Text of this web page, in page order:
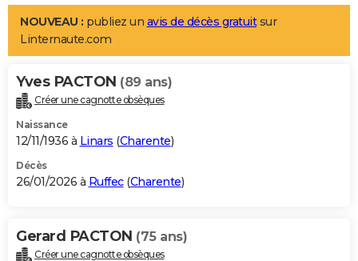
LIFESTYLE
Art de vivre
Bien-être
Loisirs
Mode
Modes de vie
Alimentation
Guide de la santé
Maladies
Médicaments
Sommeil
VOYAGE
Destinations
City break
Voyage nature
Voyage de noces
Forum
Climat
+PHOTO
GUIDES D'ACHAT
BONS PLANS
Carte de Noël
Carte Bonne année
Carte Saint-Valentin
Carte Pâques
Carte d'anniversaire
DICTIONNAIRE
NOUVEAU : publiez un avis de décès gratuitsur
Linternaute.com
Yves PACTON (89 ans)
Créer une cagnotte obsèques
Naissance
12/11/1936 à Linars (Charente)
Décès
26/01/2026 à Ruffec(Charente)
Gerard PACTON (75 ans)
Créer une cagnotte obsèques